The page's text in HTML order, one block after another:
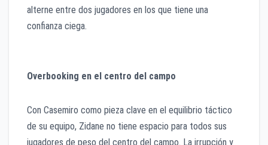
alterne entre dos jugadores en los que tiene una
confianza ciega.
Overbooking en el centro del campo
Con Casemiro como pieza clave en el equilibrio táctico
de su equipo, Zidane no tiene espacio para todos sus
jugadores de peso del centro del campo. La irrupción y